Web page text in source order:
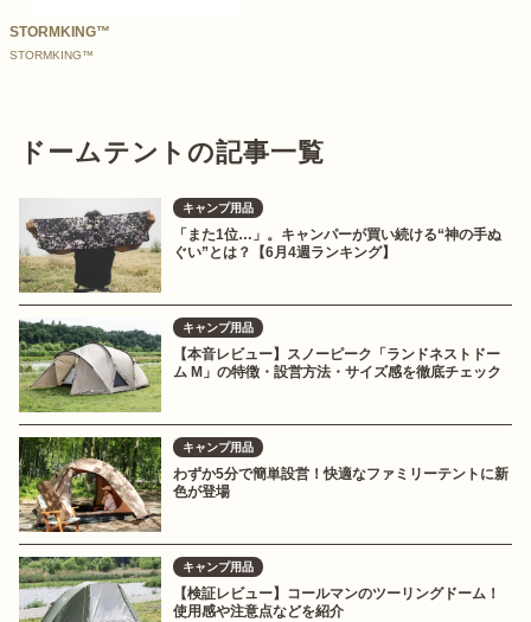
STORMKING™
STORMKING™
ドームテントの記事一覧
キャンプ用品
「また1位…」。キャンパーが買い続ける“神の手ぬ
ぐい”とは？【6月4週ランキング】
キャンプ用品
【本音レビュー】スノーピーク「ランドネストドー
ム M」の特徴・設営方法・サイズ感を徹底チェック
キャンプ用品
わずか5分で簡単設営！快適なファミリーテントに新
色が登場
キャンプ用品
【検証レビュー】コールマンのツーリングドーム！
使用感や注意点などを紹介